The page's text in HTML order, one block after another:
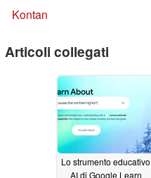
Kontan
Articoli collegati
Lo strumento educativo
AI di Google Learn